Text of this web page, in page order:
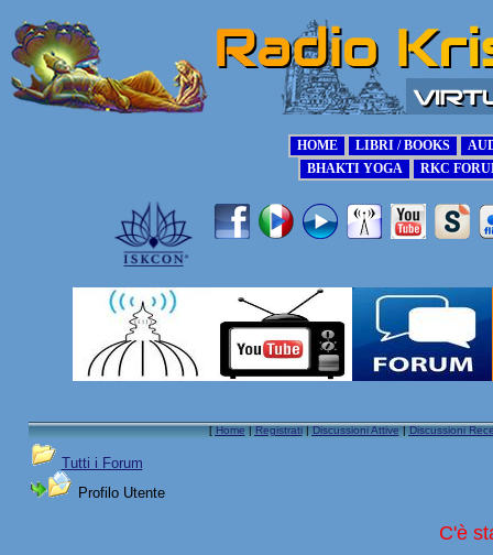
[Home|Registrati|Discussioni Attive|Discussioni
Tutti i Forum
Profilo Utente
C'è